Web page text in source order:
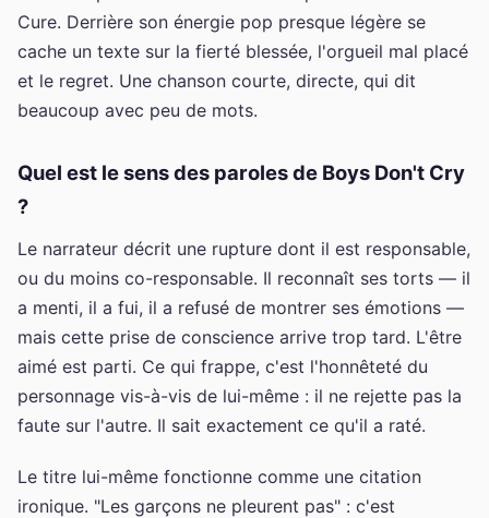
Cure. Derrière son énergie pop presque légère se
cache un texte sur la fierté blessée, l'orgueil mal placé
et le regret. Une chanson courte, directe, qui dit
beaucoup avec peu de mots.
Quel est le sens des paroles de Boys Don't Cry
?
Le narrateur décrit une rupture dont il est responsable,
ou du moins co-responsable. Il reconnaît ses torts — il
a menti, il a fui, il a refusé de montrer ses émotions —
mais cette prise de conscience arrive trop tard. L'être
aimé est parti. Ce qui frappe, c'est l'honnêteté du
personnage vis-à-vis de lui-même : il ne rejette pas la
faute sur l'autre. Il sait exactement ce qu'il a raté.
Le titre lui-même fonctionne comme une citation
ironique. "Les garçons ne pleurent pas" : c'est